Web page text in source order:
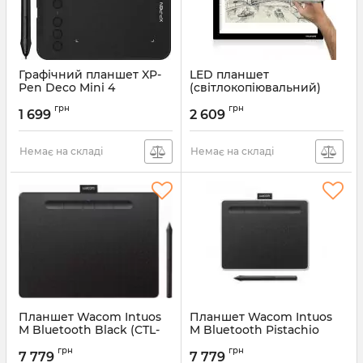
Графічний планшет XP-
Pen Deco Mini 4
1 699 грн
Немає на складі
LED планшет
(світлокопіювальний)
Артикул: L4S + перчатка
2 609 грн
Немає на складі
Планшет Wacom Intuos
M Bluetooth Black (CTL-
Артикул: CTL-6100WLK-N_акция
7 779 грн
Планшет Wacom Intuos
M Bluetooth Pistachio
Артикул: CTL-6100WLE-N_акция
7 779 грн